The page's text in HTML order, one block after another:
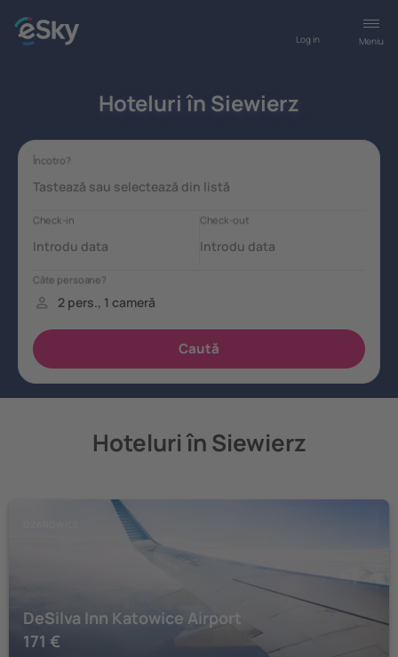
Meniu
Log in
Hoteluri în Siewierz
Hoteluri în Siewierz
DeSilva Inn Katowice Airport
171 €